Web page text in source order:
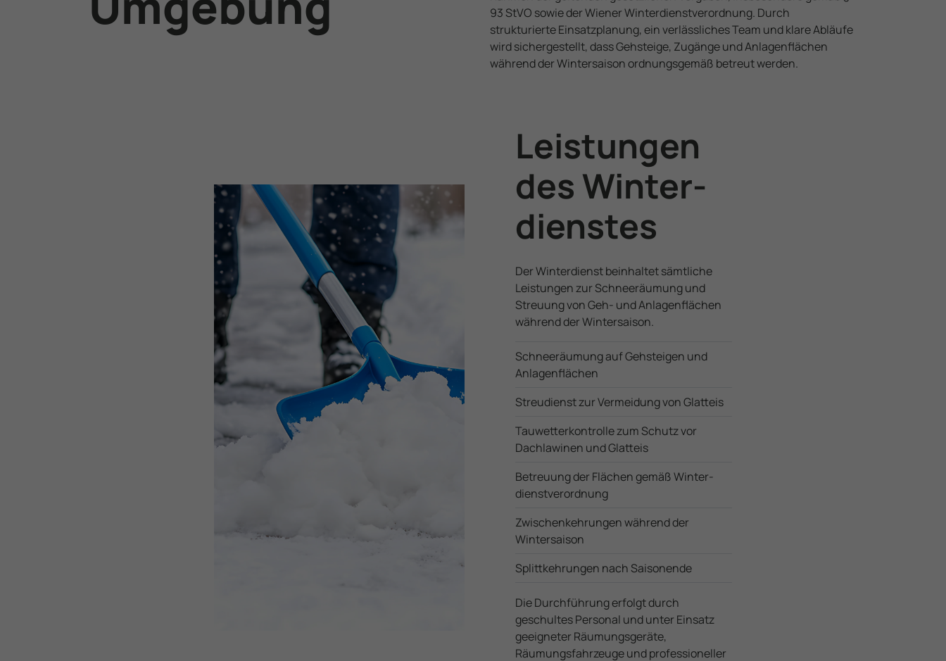
93 StVO sowie der Wiener Winter­dienst­verordnung. Durch
strukturierte Einsatzplanung, ein verlässliches Team und klare Abläufe
wird sichergestellt, dass Gehsteige, Zugänge und Anlagenflächen
während der Wintersaison ordnungsgemäß betreut werden.
Leistungen
des Winter­
dienstes
Der Winter­dienst beinhaltet sämtliche
Leistungen zur Schneeräumung und
Streuung von Geh- und Anlagenflächen
während der Wintersaison.
Schneeräumung auf Gehsteigen und
Anlagenflächen
Streudienst zur Vermeidung von Glatteis
Tauwetterkontrolle zum Schutz vor
Dachlawinen und Glatteis
Betreuung der Flächen gemäß Winter­
dienst­verordnung
Zwischenkehrungen während der
Wintersaison
Splittkehrungen nach Saisonende
Die Durch­führung erfolgt durch
geschultes Personal und unter Einsatz
geeigneter Räumungsgeräte,
Räumungsfahrzeuge und professio­neller